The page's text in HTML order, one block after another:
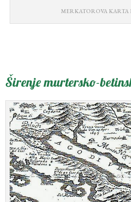
MERKATOROVA KARTA
Širenje murtersko-